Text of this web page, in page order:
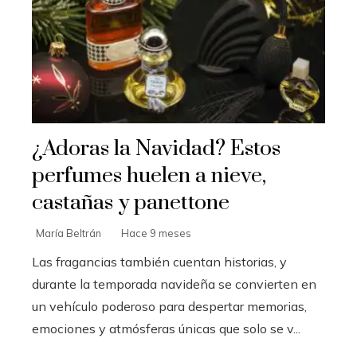
¿Adoras la Navidad? Estos
perfumes huelen a nieve,
castañas y panettone
María Beltrán Hace 9 meses
Las fragancias también cuentan historias, y
durante la temporada navideña se convierten en
un vehículo poderoso para despertar memorias,
emociones y atmósferas únicas que solo se v...